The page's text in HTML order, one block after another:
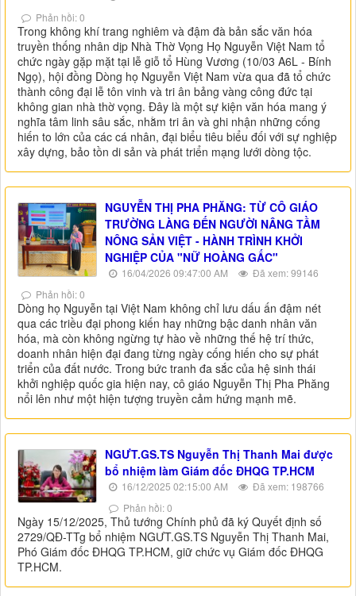
Phản hồi: 0
Trong không khí trang nghiêm và đậm đà bản sắc văn hóa
truyền thống nhân dịp Nhà Thờ Vọng Họ Nguyễn Việt Nam tổ
chức ngày gặp mặt tại lễ giỗ tổ Hùng Vương (10/03 A6L - Bính
Ngọ), hội đồng Dòng họ Nguyễn Việt Nam vừa qua đã tổ chức
thành công đại lễ tôn vinh và tri ân bảng vàng công đức tại
không gian nhà thờ vọng. Đây là một sự kiện văn hóa mang ý
nghĩa tâm linh sâu sắc, nhằm tri ân và ghi nhận những cống
hiến to lớn của các cá nhân, đại biểu tiêu biểu đối với sự nghiệp
xây dựng, bảo tồn di sản và phát triển mạng lưới dòng tộc.
NGUYỄN THỊ PHA PHĂNG: TỪ CÔ GIÁO
TRƯỜNG LÀNG ĐẾN NGƯỜI NÂNG TẦM
NÔNG SẢN VIỆT - HÀNH TRÌNH KHỞI
NGHIỆP CỦA "NỮ HOÀNG GẤC"
16/04/2026 09:47:00 AM
Đã xem: 99146
Phản hồi: 0
Dòng họ Nguyễn tại Việt Nam không chỉ lưu dấu ấn đậm nét
qua các triều đại phong kiến hay những bậc danh nhân văn
hóa, mà còn không ngừng tự hào về những thế hệ trí thức,
doanh nhân hiện đại đang từng ngày cống hiến cho sự phát
triển của đất nước. Trong bức tranh đa sắc của hệ sinh thái
khởi nghiệp quốc gia hiện nay, cô giáo Nguyễn Thị Pha Phăng
nổi lên như một hiện tượng truyền cảm hứng mạnh mẽ.
NGƯT.GS.TS Nguyễn Thị Thanh Mai được
bổ nhiệm làm Giám đốc ĐHQG TP.HCM
16/12/2025 02:15:00 AM
Đã xem: 198766
Phản hồi: 0
Ngày 15/12/2025, Thủ tướng Chính phủ đã ký Quyết định số
2729/QĐ-TTg bổ nhiệm NGƯT.GS.TS Nguyễn Thị Thanh Mai,
Phó Giám đốc ĐHQG TP.HCM, giữ chức vụ Giám đốc ĐHQG
TP.HCM.